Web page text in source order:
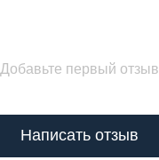
Добавьте первый отзыв
Написать отзыв